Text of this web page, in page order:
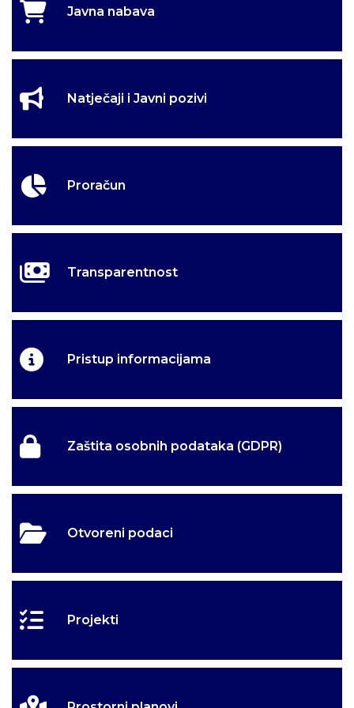
Javna nabava
Natječaji i Javni pozivi
Proračun
Transparentnost
Pristup informacijama
Zaštita osobnih podataka (GDPR)
Otvoreni podaci
Projekti